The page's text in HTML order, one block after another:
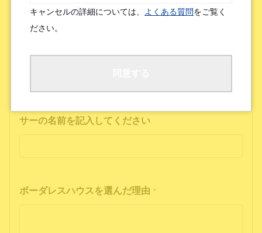
友人/知人からの口コミ
所属先からの紹介
SNSインフルエンサーの投稿を見た
サーの名前を記入してください
ボーダレスハウスを選んだ理由 *
キャンセルの詳細については、 よくある質問をご覧く
ださい。